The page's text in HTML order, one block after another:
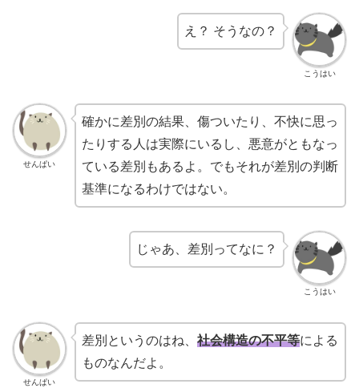
こうはい
え？ そうなの？
せんぱい
確かに差別の結果、傷ついたり、不快に思っ
たりする人は実際にいるし、悪意がともなっ
ている差別もあるよ。でもそれが差別の判断
基準になるわけではない。
こうはい
じゃあ、差別ってなに？
せんぱい
差別というのはね、 社会構造の不平等による
ものなんだよ。